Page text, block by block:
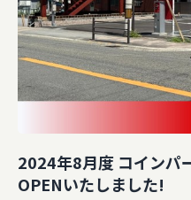
2024年8月度 コインパ
OPENいたしました!